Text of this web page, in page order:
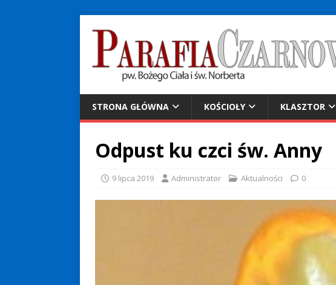
STRONA GŁÓWNA KOŚCIOŁY KLASZTOR
Odpust ku czci św. Anny
9 lipca 2019 Administrator Aktualności 0